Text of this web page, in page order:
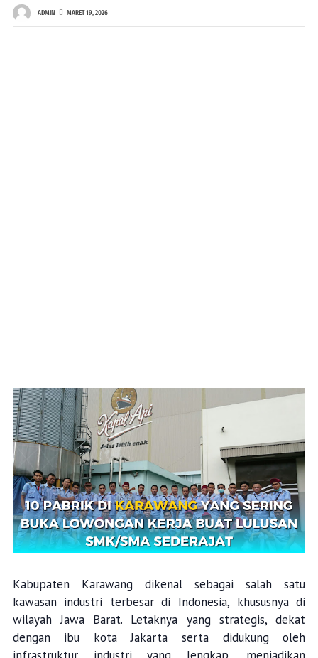
ADMIN MARET 19, 2026
Kabupaten Karawang dikenal sebagai salah satu
kawasan industri terbesar di Indonesia, khususnya di
wilayah Jawa Barat. Letaknya yang strategis, dekat
dengan ibu kota Jakarta serta didukung oleh